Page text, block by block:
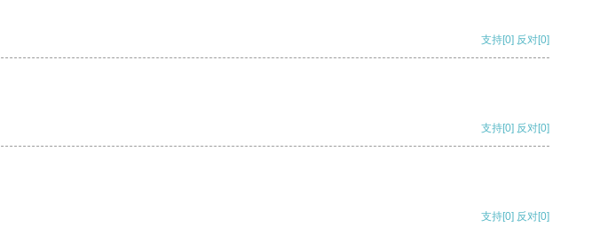
支持[0] 反对[0]
支持[0] 反对[0]
支持[0] 反对[0]